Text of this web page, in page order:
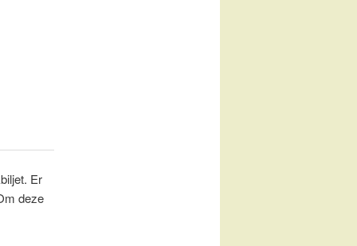
Er
deze